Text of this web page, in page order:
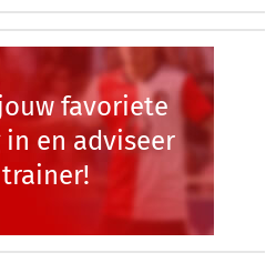
favoriete
en adviseer